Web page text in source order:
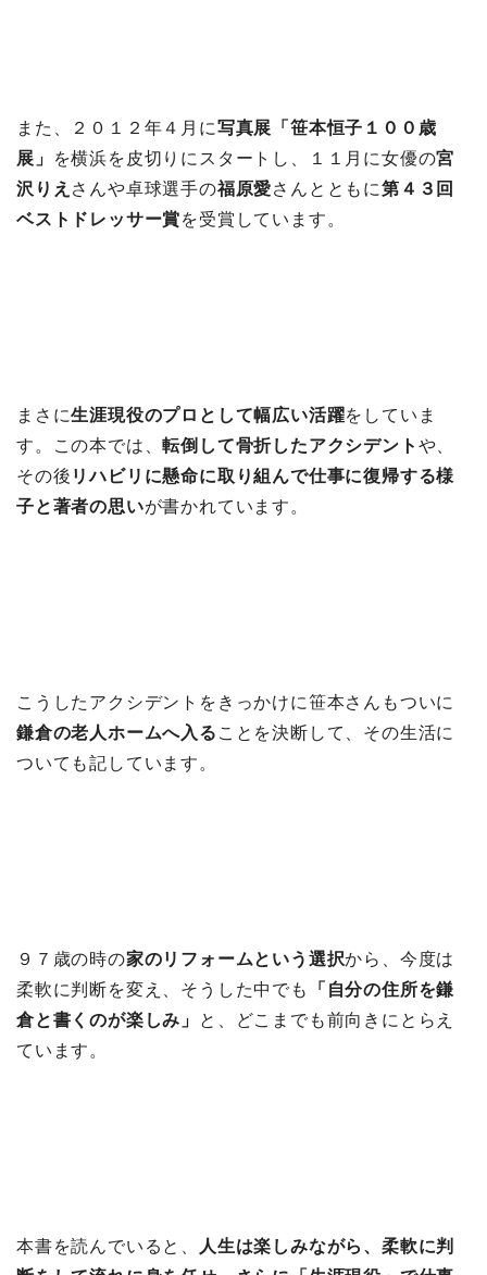
また、２０１２年４月に写真展「笹本恒子１００歳
展」
を横浜を皮切りにスタートし、１１月に女優の宮
沢りえ さんや卓球選手の福原愛さんとともに第４３回
ベストドレッサー賞を受賞しています。
まさに生涯現役のプロとして幅広い活躍をしていま
す。この本では、転倒して骨折したアクシデント や、
その後 リハビリに懸命に取り組んで仕事に復帰する様
子と著者の思いが書かれています。
こうしたアクシデントをきっかけに笹本さんもついに
鎌倉の老人ホームへ入る ことを決断して、その生活に
ついても記しています。
９７歳の時の家のリフォームという選択から、今度は
柔軟に判断を変え、そうした中でも
「自分の住所を鎌
倉と書くのが楽しみ」
と、どこまでも前向きにとらえ
ています。
本書を読んでいると、
人生は楽しみながら、柔軟に判